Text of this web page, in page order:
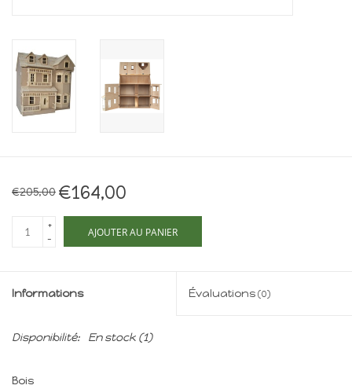
Vintage & Occasion
Maison de souris
miniature - The Mouse
€205,00 €164,00
+
-
AJOUTER AU PANIER
Informations Évaluations (0)
Disponibilité: En stock (1)
Bois